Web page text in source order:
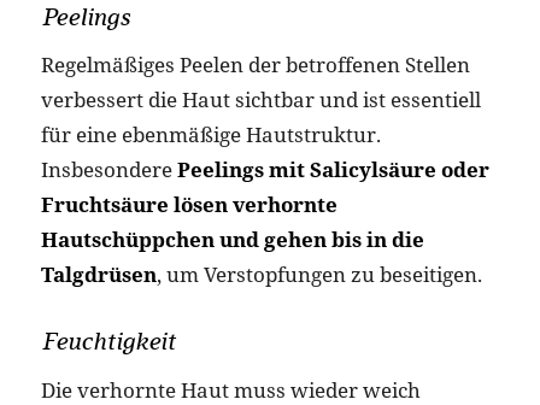
Peelings
Regelmäßiges Peelen der betroffenen Stellen
verbessert die Haut sichtbar und ist essentiell
für eine ebenmäßige Hautstruktur.
InsbesonderePeelings mit Salicylsäure oder
Fruchtsäure lösen verhornte
Hautschüppchen und gehen bis in die
Talgdrüsen, um Verstopfungen zu beseitigen.
Feuchtigkeit
Die verhornte Haut muss wieder weich